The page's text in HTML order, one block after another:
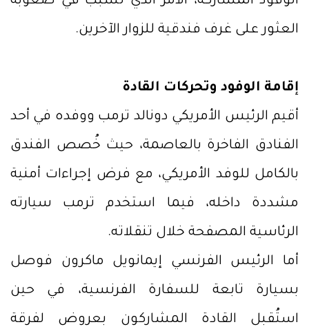
العثور على غرف فندقية للزوار الآخرين.
إقامة الوفود وتحركات القادة
أقيم الرئيس الأمريكي دونالد ترمب ووفده في أحد
الفنادق الفاخرة بالعاصمة، حيث خُصص الفندق
بالكامل للوفد الأمريكي، مع فرض إجراءات أمنية
مشددة داخله، فيما استخدم ترمب سيارته
الرئاسية المصفحة خلال تنقلاته.
أما الرئيس الفرنسي إيمانويل ماكرون فوصل
بسيارة تابعة للسفارة الفرنسية، في حين
استُقبل القادة المشاركون بعروض لفرقة